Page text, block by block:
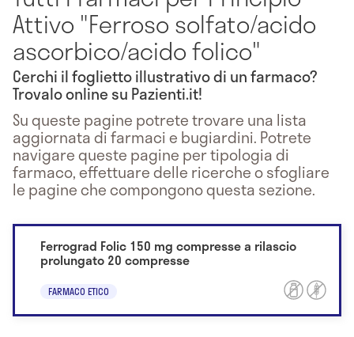
Attivo "Ferroso solfato/acido
ascorbico/acido folico"
Cerchi il foglietto illustrativo di un farmaco?
Trovalo online su Pazienti.it!
Su queste pagine potrete trovare una lista
aggiornata di farmaci e bugiardini. Potrete
navigare queste pagine per tipologia di
farmaco, effettuare delle ricerche o sfogliare
le pagine che compongono questa sezione.
Ferrograd Folic 150 mg compresse a rilascio
prolungato 20 compresse
FARMACO ETICO